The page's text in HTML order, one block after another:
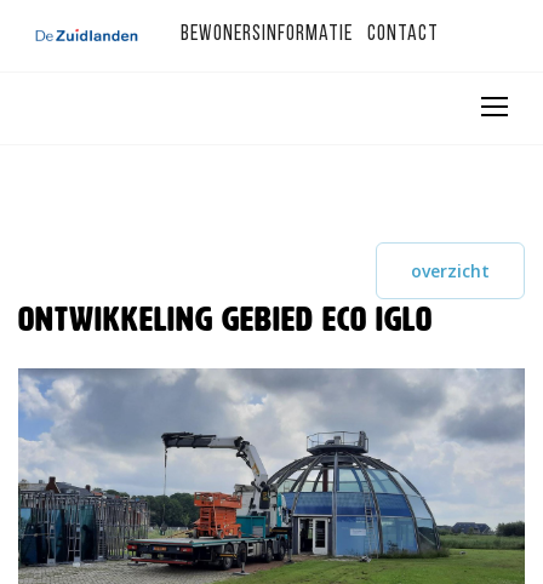
Bewonersinformatie Contact
overzicht
Ontwikkeling gebied Eco Iglo